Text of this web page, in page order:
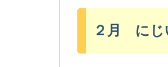
２月 にじ